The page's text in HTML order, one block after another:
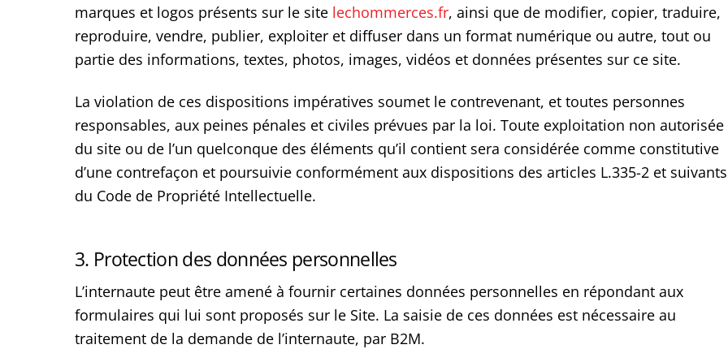
marques et logos présents sur le site lechommerces.fr, ainsi que de modifier, copier, traduire,
reproduire, vendre, publier, exploiter et diffuser dans un format numérique ou autre, tout ou
partie des informations, textes, photos, images, vidéos et données présentes sur ce site.
La violation de ces dispositions impératives soumet le contrevenant, et toutes personnes
responsables, aux peines pénales et civiles prévues par la loi. Toute exploitation non autorisée
du site ou de l’un quelconque des éléments qu’il contient sera considérée comme constitutive
d’une contrefaçon et poursuivie conformément aux dispositions des articles L.335-2 et suivants
du Code de Propriété Intellectuelle.
3. Protection des données personnelles
L’internaute peut être amené à fournir certaines données personnelles en répondant aux
formulaires qui lui sont proposés sur le Site. La saisie de ces données est nécessaire au
traitement de la demande de l’internaute, par B2M.